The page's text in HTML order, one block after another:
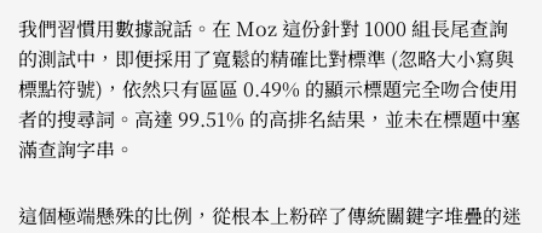
我們習慣用數據說話。在 Moz 這份針對 1000 組長尾查詢
的測試中，即便採用了寬鬆的精確比對標準 (忽略大小寫與
標點符號)，依然只有區區 0.49% 的顯示標題完全吻合使用
者的搜尋詞。高達 99.51% 的高排名結果，並未在標題中塞
滿查詢字串。
這個極端懸殊的比例，從根本上粉碎了傳統關鍵字堆疊的迷